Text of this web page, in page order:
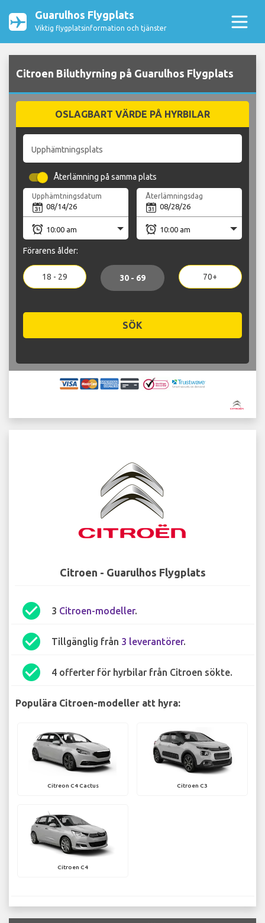
Guarulhos Flygplats
Viktig flygplatsinformation och tjänster
Citroen Biluthyrning på Guarulhos Flygplats
OSLAGBART VÄRDE PÅ HYRBILAR
Upphämtningsplats
Återlämning på samma plats
Upphämtningsdatum Återlämningsdag
Förarens ålder:
18 - 29 30 - 69 70+
SÖK
Citroen - Guarulhos Flygplats
check_circle 3 Citroen-modeller.
check_circle Tillgänglig från 3 leverantörer.
check_circle 4 offerter för hyrbilar från Citroen sökte.
Populära Citroen-modeller att hyra:
Citreon C4 Cactus Citroen C3
Citroen C4